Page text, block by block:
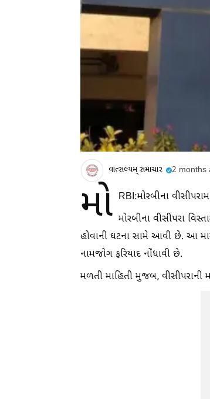
વાત્સલ્યમ્ સમાચાર 2 months
મો RBI:મોરબીના
મોરબીના વીસીપરા
હોવાની ઘટના સામે આવી છે. આ
નામજોગ ફરિયાદ નોંધાવી છે.
મળતી માહિતી મુજબ, વીસીપરાની